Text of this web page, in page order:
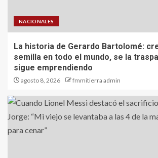
NACIONALES
La historia de Gerardo Bartolomé:
semilla en todo el mundo, se la
sigue emprendiendo
agosto 8, 2026 fmmitierra admin